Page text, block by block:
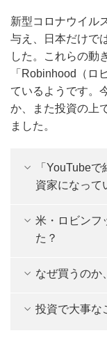
新型コロナウイル
与え、日本だけで
した。これらの動
「Robinhood（ロ
ているようです。
か、また投資の上
ました。
「YouTube
資家になって
米・ロビンフ
た？
なぜ買うのか
投資で大事な